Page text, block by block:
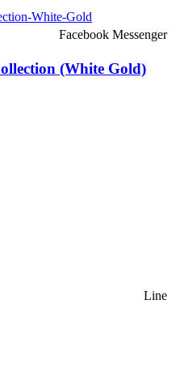
(White Gold)
ฑล
Facebook Messenger
Line